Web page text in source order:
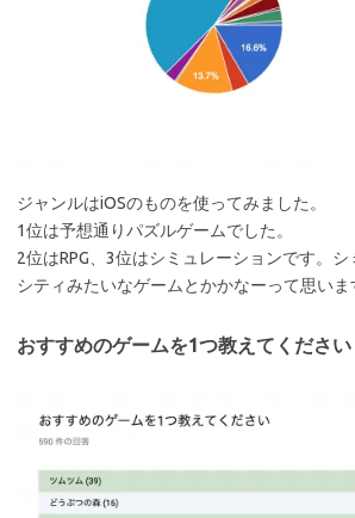
ジャンルはiOSのものを使ってみました。
1位は予想通りパズルゲームでした。
2位はRPG、3位はシミュレーションです。
シティみたいなゲームとかかなーって思いま
おすすめのゲームを1つ教えてください